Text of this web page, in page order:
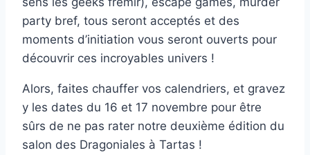
party bref, tous seront acceptés et des
moments d’initiation vous seront ouverts pour
découvrir ces incroyables univers !
Alors, faites chauffer vos calendriers, et gravez
y les dates du 16 et 17 novembre pour être
sûrs de ne pas rater notre deuxième édition du
salon des Dragoniales à Tartas !